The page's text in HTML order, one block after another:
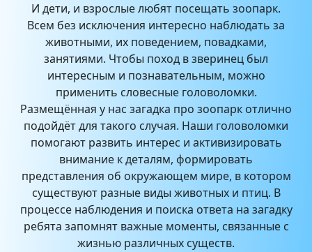
И дети, и взрослые любят посещать зоопарк.
Всем без исключения интересно наблюдать за
животными, их поведением, повадками,
занятиями. Чтобы поход в зверинец был
интересным и познавательным, можно
применить словесные головоломки.
Размещённая у нас загадка про зоопарк отлично
подойдёт для такого случая. Наши головоломки
помогают развить интерес и активизировать
внимание к деталям, формировать
представления об окружающем мире, в котором
существуют разные виды животных и птиц. В
процессе наблюдения и поиска ответа на загадку
ребята запомнят важные моменты, связанные с
жизнью различных существ.